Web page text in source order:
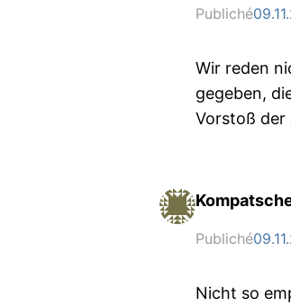
Publiché
Wir reden
gegeben,
Vorstoß der
Publiché
Nicht so